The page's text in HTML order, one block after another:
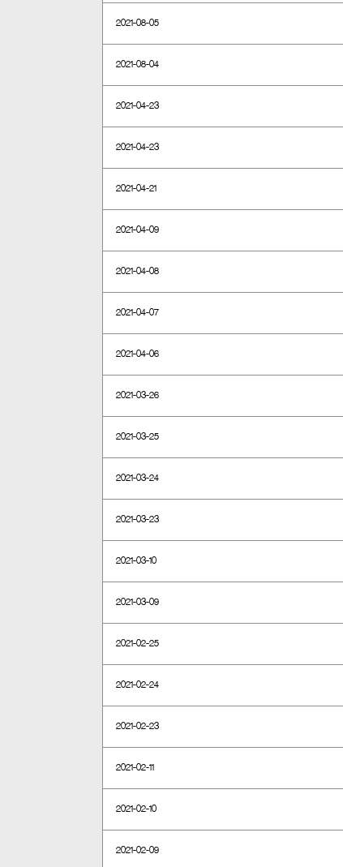
2021-08-05
2021-08-04
2021-04-23
2021-04-23
2021-04-21
2021-04-09
2021-04-08
2021-04-07
2021-04-06
2021-03-26
2021-03-25
2021-03-24
2021-03-23
2021-03-10
2021-03-09
2021-02-25
2021-02-24
2021-02-23
2021-02-11
2021-02-10
2021-02-09